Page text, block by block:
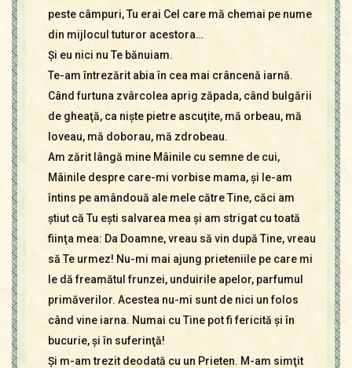
peste câmpuri, Tu erai Cel care mă chemai pe nume
din mijlocul tuturor acestora…
Şi eu nici nu Te bănuiam.
Te-am întrezărit abia în cea mai crâncenă iarnă.
Când furtuna zvârcolea aprig zăpada, când bulgării
de gheaţă, ca nişte pietre ascuţite, mă orbeau, mă
loveau, mă doborau, mă zdrobeau.
Am zărit lângă mine Mâinile cu semne de cui,
Mâinile despre care-mi vorbise mama, şi le-am
întins pe amândouă ale mele către Tine, căci am
ştiut că Tu eşti salvarea mea şi am strigat cu toată
fiinţa mea: Da Doamne, vreau să vin după Tine, vreau
să Te urmez! Nu-mi mai ajung prieteniile pe care mi
le dă freamătul frunzei, unduirile apelor, parfumul
primăverilor. Acestea nu-mi sunt de nici un folos
când vine iarna. Numai cu Tine pot fi fericită şi în
bucurie, şi în suferinţă!
Şi m-am trezit deodată cu un Prieten. M-am simţit